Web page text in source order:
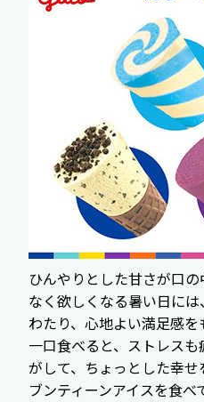
ひんやりとした甘さが口
なく欲しくなる暑い日に
わたり、心地よい満足感を
一口食べると、ストレス
がして、ちょっとした幸
ブンティーンアイスを食